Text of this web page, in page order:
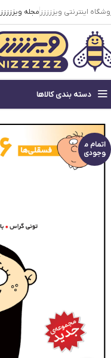
اینترنتی ویززززز مجله ویززززز
دسته بندی کالاها
اتمام م
وجودی